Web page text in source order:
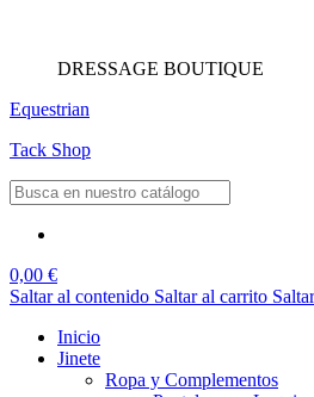
DRESSAGE BOUTIQUE
Equestrian
Tack Shop
0,00 €
Saltar al contenido Saltar al carrito
Inicio
Jinete
Ropa y Complementos